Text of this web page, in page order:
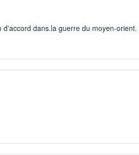
dans.la guerre du moyen-